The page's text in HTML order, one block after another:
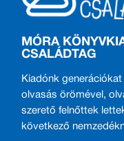
MÓRA
CSALÁDTAG
Kiadónk
olvasás örömével,
szerető felnőttek
következő